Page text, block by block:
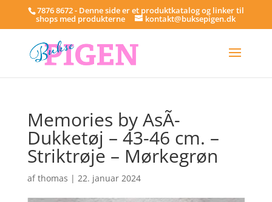
7876 8672 - Denne side er et produktkatalog og linker til
shops med produkterne kontakt@buksepigen.dk
Memories by AsÃ­
Dukketøj – 43-46 cm. –
Striktrøje – Mørkegrøn
afthomas | 22. januar 2024